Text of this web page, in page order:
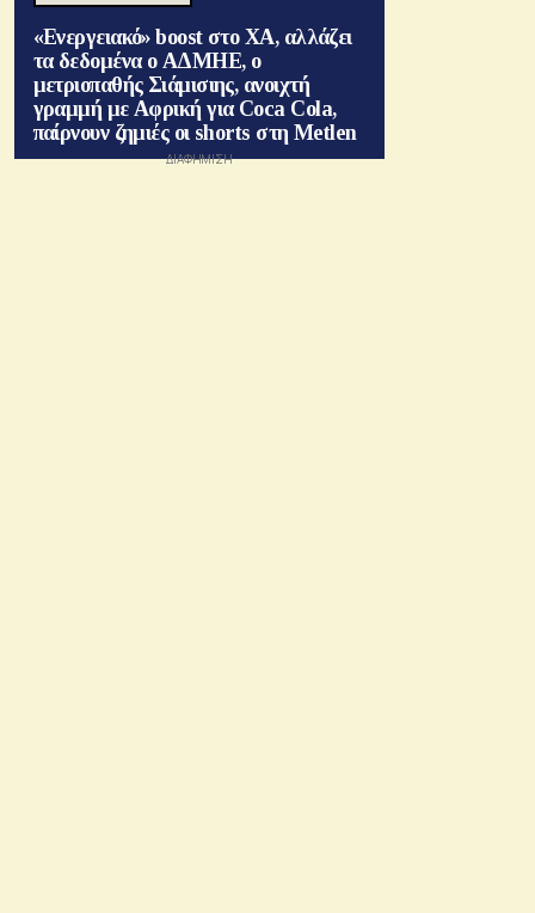
«Ενεργειακό» boost στο ΧΑ, αλλάζει
τα δεδομένα ο ΑΔΜΗΕ, ο
μετριοπαθής Σιάμισιης, ανοιχτή
γραμμή με Αφρική για Coca Cola,
παίρνουν ζημιές οι shorts στη Metlen